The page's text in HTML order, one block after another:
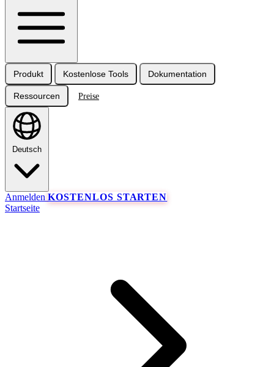
Produkt Kostenlose Tools Dokumentation
Ressourcen Preise
Deutsch
Anmelden KOSTENLOS STARTEN
Startseite